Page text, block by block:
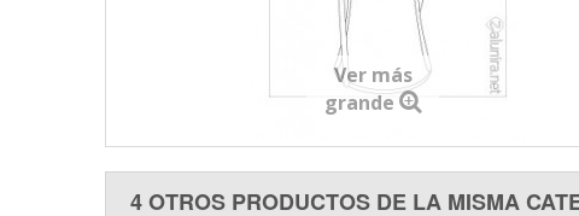
Ver más
grande
4 OTROS PRODUCTOS DE LA MISMA